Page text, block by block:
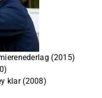
(2015)
klar (2008)